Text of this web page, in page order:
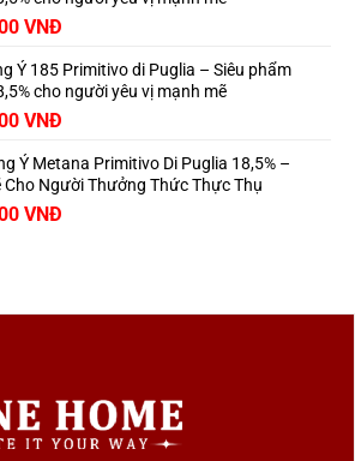
VNĐ
Ý 185 Primitivo di Puglia – Siêu phẩm
cho người yêu vị mạnh mẽ
VNĐ
Ý Metana Primitivo Di Puglia 18,5% –
Cho Người Thưởng Thức Thực Thụ
VNĐ